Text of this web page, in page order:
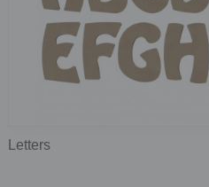
Letters